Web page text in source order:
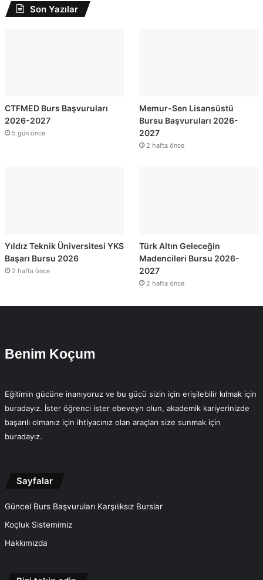
Son Yazılar
CTFMED Burs Başvuruları
2026-2027
5 gün önce
Memur-Sen Lisansüstü
Bursu Başvuruları 2026-
2027
2 hafta önce
Yıldız Teknik Üniversitesi YKS
Başarı Bursu 2026
2 hafta önce
Türk Altın Geleceğin
Madencileri Bursu 2026-
2027
2 hafta önce
Benim Koçum
Eğitimin gücüne inanıyoruz ve bu gücü sizin için erişilebilir kılmak için
buradayız. İster öğrenci ister ebeveyn olun, akademik kariyerinizde
başarılı olmanız için ihtiyacınız olan araçları size sunmak için
buradayız.
Sayfalar
Güncel Burs Başvuruları Karşılıksız Burslar
Koçluk Sistemimiz
Hakkımızda